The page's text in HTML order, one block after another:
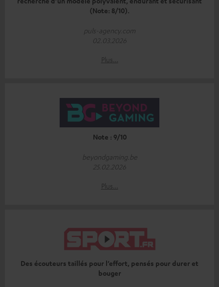
(Note: 8/10).
puls-agency.com
02.03.2026
Plus…
Note : 9/10
beyondgaming.be
25.02.2026
Plus…
Des écouteurs taillés pour l’effort, pensés pour durer et
bouger